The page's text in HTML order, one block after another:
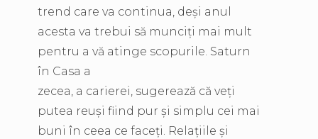
trend care va continua, deși anul
acesta va trebui să munciți mai mult
pentru a vă atinge scopurile. Saturn
în Casa a
zecea, a carierei, sugerează că veți
putea reuși fiind pur și simplu cei mai
buni în ceea ce faceți. Relațiile și